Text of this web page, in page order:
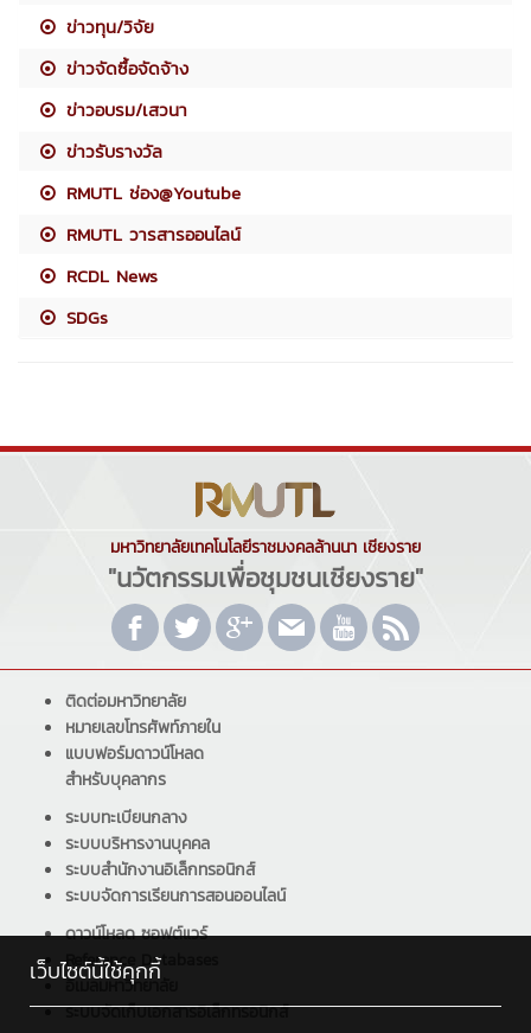
ข่าวทุน/วิจัย
ข่าวจัดซื้อจัดจ้าง
ข่าวอบรม/เสวนา
ข่าวรับรางวัล
RMUTL ช่อง@Youtube
RMUTL วารสารออนไลน์
RCDL News
SDGs
มหาวิทยาลัยเทคโนโลยีราชมงคลล้านนา เชียงราย
"นวัตกรรมเพื่อชุมชนเชียงราย"
ติดต่อมหาวิทยาลัย
หมายเลขโทรศัพท์ภายใน
แบบฟอร์มดาวน์โหลด
สำหรับบุคลากร
ระบบทะเบียนกลาง
ระบบบริหารงานบุคคล
ระบบสำนักงานอิเล็กทรอนิกส์
ระบบจัดการเรียนการสอนออนไลน์
ดาวน์โหลด ซอฟต์แวร์
Reference Databases
อีเมลมหาวิทยาลัย
ระบบจัดเก็บเอกสารอิเล็กทรอนิกส์
เว็บไซต์นี้ใช้คุกกี้